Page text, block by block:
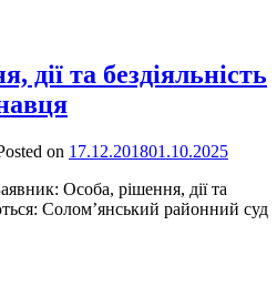
дії та бездіяльність
on 17.12.201801.10.2025
Особа, рішення, дії та
Солом’янський районний суд